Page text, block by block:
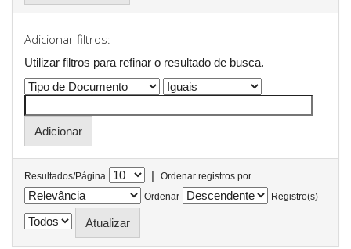
Adicionar filtros:
Utilizar filtros para refinar o resultado de busca.
Resultados/Página |
Ordenar registros por
Ordenar
Registro(s)